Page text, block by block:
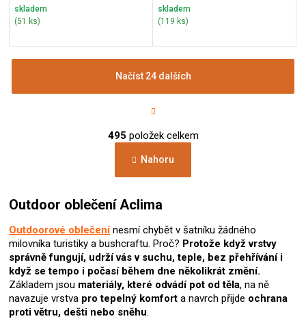
skladem
(51 ks)
skladem
(119 ks)
v
á
d
c
í
p
r
v
k
y
v
ý
Načíst 24 dalších
t
á
n
k
v
n
495 položek celkem
Nahoru
Outdoor oblečení Aclima
Outdoorové oblečenínesmí chybět v šatníku žádného
milovníka turistiky a bushcraftu. Proč? Protože když vrstvy
správně fungují, udrží vás v suchu, teple, bez přehřívání i
když se tempo i počasí během dne několikrát změní.
Základem jsou materiály, které odvádí pot od těla, na ně
navazuje vrstva pro tepelný komfort a navrch přijde ochrana
proti větru, dešti nebo sněhu.